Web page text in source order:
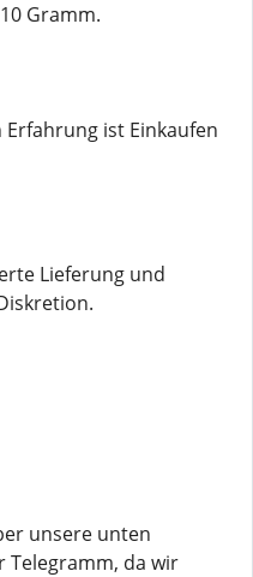
Gramm.
ist Einkaufen
Lieferung und
unsere unten
Telegramm, da wir